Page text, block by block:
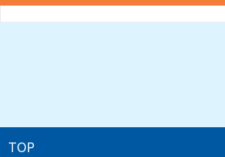
TOP